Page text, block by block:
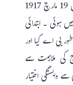
تجربے کا پتہ دیتی ہیں ۔ جعفر طاہر کی پیدائش 19 مارچ 1917
۔ ابتدائی
بی اے کیا اور
1966 میں فوج کی ملازمت سے
وابستگی اختیار